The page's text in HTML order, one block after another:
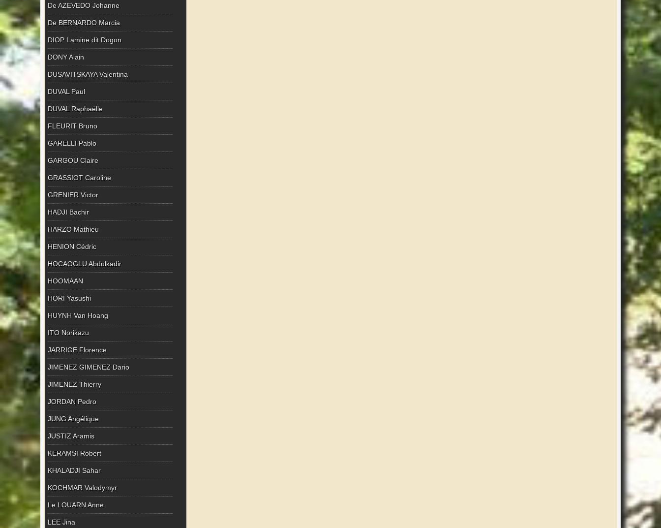
De AZEVEDO Johanne
De BERNARDO Marcia
DIOP Lamine dit Dogon
DONY Alain
DUSAVITSKAYA Valentina
DUVAL Paul
DUVAL Raphaëlle
FLEURIT Bruno
GARELLI Pablo
GARGOU Claire
GRASSIOT Caroline
GRENIER Victor
HADJI Bachir
HARZO Mathieu
HENION Cédric
HOCAOGLU Abdulkadir
HOOMAAN
HORI Yasushi
HUYNH Van Hoang
ITO Norikazu
JARRIGE Florence
JIMENEZ GIMENEZ Dario
JIMENEZ Thierry
JORDAN Pedro
JUNG Angélique
JUSTIZ Aramis
KERAMSI Robert
KHALADJI Sahar
KOCHMAR Valodymyr
Le LOUARN Anne
LEE Jina